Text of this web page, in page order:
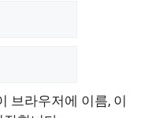
브라우저에 이름, 이